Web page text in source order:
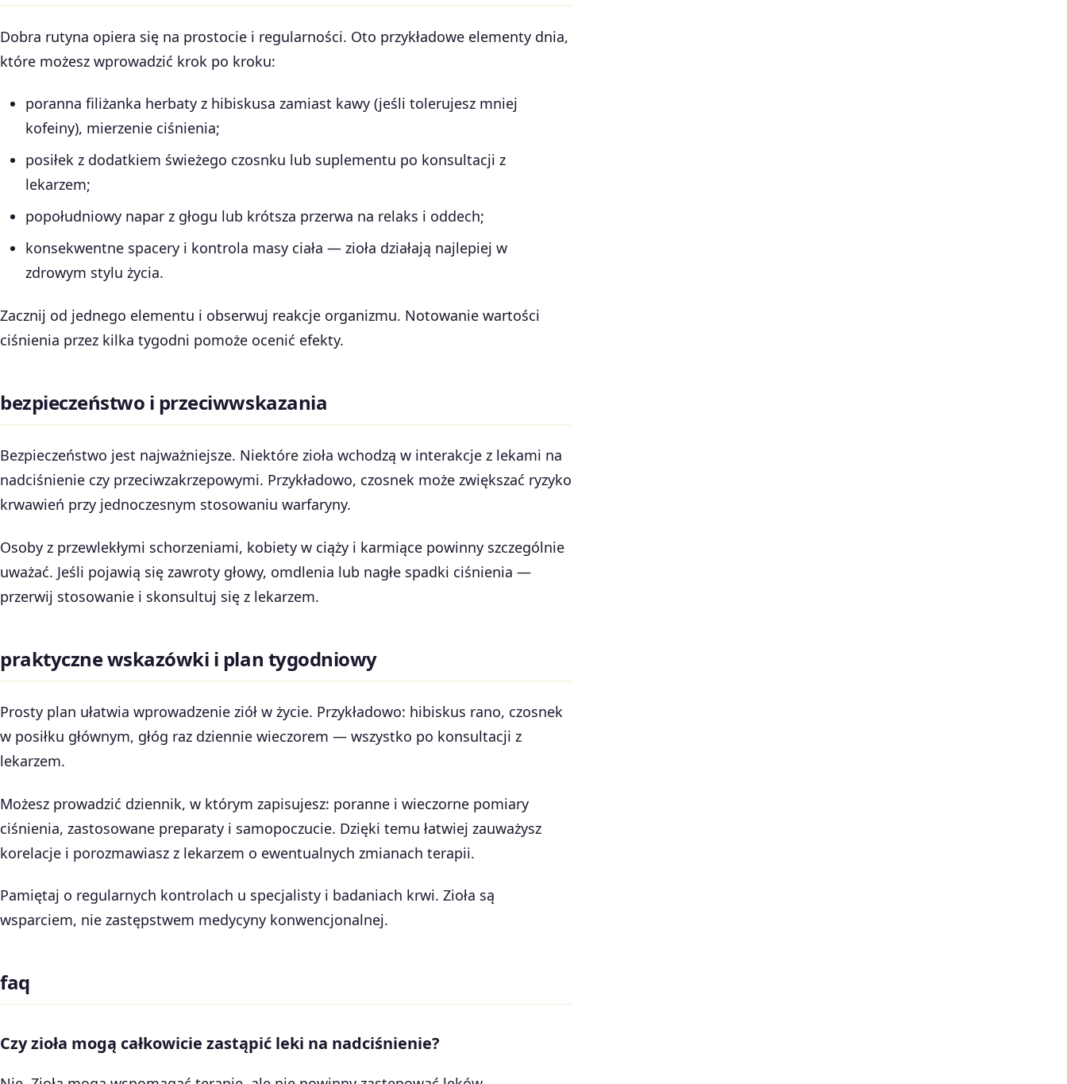
Dobra rutyna opiera się na prostocie i regularności. Oto przykładowe elementy dnia,
które możesz wprowadzić krok po kroku:
poranna filiżanka herbaty z hibiskusa zamiast kawy (jeśli tolerujesz mniej
kofeiny), mierzenie ciśnienia;
posiłek z dodatkiem świeżego czosnku lub suplementu po konsultacji z
lekarzem;
popołudniowy napar z głogu lub krótsza przerwa na relaks i oddech;
konsekwentne spacery i kontrola masy ciała — zioła działają najlepiej w
zdrowym stylu życia.
Zacznij od jednego elementu i obserwuj reakcje organizmu. Notowanie wartości
ciśnienia przez kilka tygodni pomoże ocenić efekty.
bezpieczeństwo i przeciwwskazania
Bezpieczeństwo jest najważniejsze. Niektóre zioła wchodzą w interakcje z lekami na
nadciśnienie czy przeciwzakrzepowymi. Przykładowo, czosnek może zwiększać ryzyko
krwawień przy jednoczesnym stosowaniu warfaryny.
Osoby z przewlekłymi schorzeniami, kobiety w ciąży i karmiące powinny szczególnie
uważać. Jeśli pojawią się zawroty głowy, omdlenia lub nagłe spadki ciśnienia —
przerwij stosowanie i skonsultuj się z lekarzem.
praktyczne wskazówki i plan tygodniowy
Prosty plan ułatwia wprowadzenie ziół w życie. Przykładowo: hibiskus rano, czosnek
w posiłku głównym, głóg raz dziennie wieczorem — wszystko po konsultacji z
lekarzem.
Możesz prowadzić dziennik, w którym zapisujesz: poranne i wieczorne pomiary
ciśnienia, zastosowane preparaty i samopoczucie. Dzięki temu łatwiej zauważysz
korelacje i porozmawiasz z lekarzem o ewentualnych zmianach terapii.
Pamiętaj o regularnych kontrolach u specjalisty i badaniach krwi. Zioła są
wsparciem, nie zastępstwem medycyny konwencjonalnej.
faq
Czy zioła mogą całkowicie zastąpić leki na nadciśnienie?